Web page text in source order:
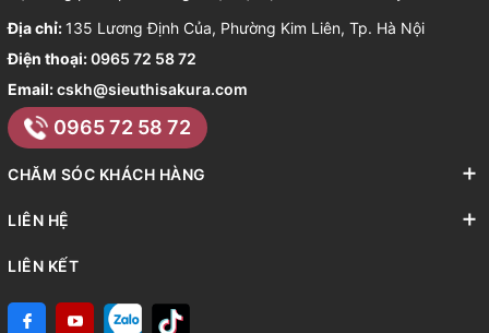
Địa chỉ: 135 Lương Định Của, Phường Kim Liên, Tp. Hà Nội
Điện thoại:0965 72 58 72
Email:cskh@sieuthisakura.com
0965 72 58 72
CHĂM SÓC KHÁCH HÀNG
LIÊN HỆ
LIÊN KẾT